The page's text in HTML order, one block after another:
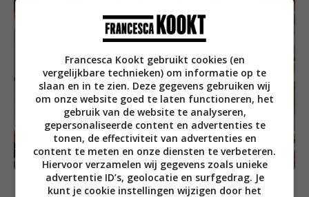
Francesca Kookt gebruikt cookies (en
vergelijkbare technieken) om informatie op te
slaan en in te zien. Deze gegevens gebruiken wij
om onze website goed te laten functioneren, het
gebruik van de website te analyseren,
gepersonaliseerde content en advertenties te
tonen, de effectiviteit van advertenties en
content te meten en onze diensten te verbeteren.
Hiervoor verzamelen wij gegevens zoals unieke
advertentie ID’s, geolocatie en surfgedrag. Je
kunt je cookie instellingen wijzigen door het